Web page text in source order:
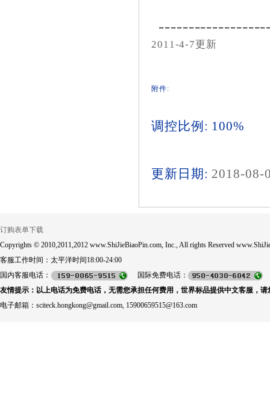
2011-4-7更新
附件:
调控比例: 100%
更新日期: 2018-08-
订购表单下载
Copyrights © 2010,2011,2012 www.ShiJieBiaoPin.com, Inc., All rights Reserved
客服工作时间：太平洋时间18:00-24:00
国内客服电话：
国际免费电话：
友情提示：以上电话为免费电话，无需您承担任何费用，世界标品提供中文客服，请
电子邮箱：sciteck.hongkong@gmail.com, 15900659515@163.com